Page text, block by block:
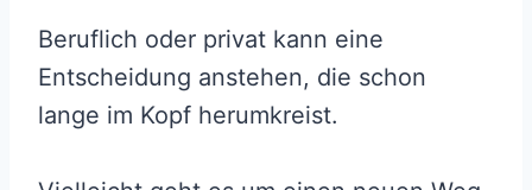
Beruflich oder privat kann eine
Entscheidung anstehen, die schon
lange im Kopf herumkreist.